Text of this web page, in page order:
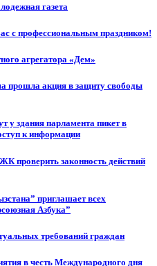
газета
с профессиональным праздником!
агрегатора «Дем»
прошла акция в защиту свободы
у здания парламента пикет в
к информации
проверить законность действий
приглашает всех
Азбука”
требований граждан
в честь Международного дня